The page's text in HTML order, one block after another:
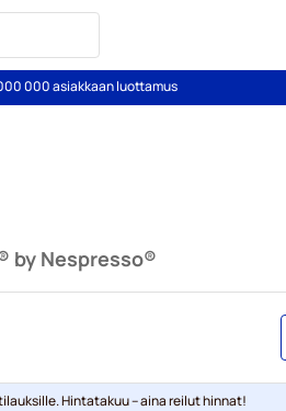
000 asiakkaan luottamus
by Nespresso®
Hintatakuu – aina reilut hinnat!